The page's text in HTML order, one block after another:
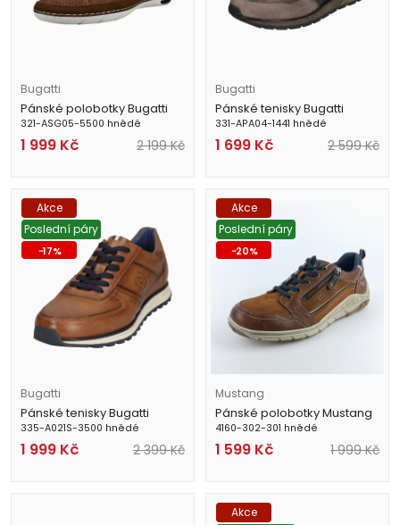
Bugatti
Pánské polobotky Bugatti
321-ASG05-5500 hnědé
1 999 Kč 2 199Kč
Bugatti
Pánské tenisky Bugatti
331-APA04-1441 hnědé
1 699 Kč 2 599Kč
Akce
Poslední páry
-17%
Bugatti
Pánské tenisky Bugatti
335-A021S-3500 hnědé
1 999 Kč 2 399Kč
Akce
Poslední páry
-20%
Mustang
Pánské polobotky Mustang
4160-302-301 hnědé
1 599 Kč 1 999Kč
Akce